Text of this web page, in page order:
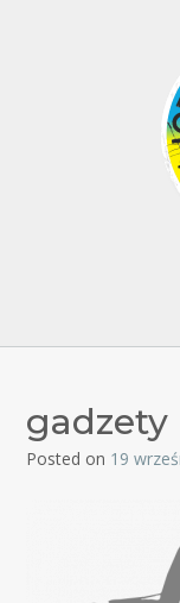
gadzety
Posted on 19